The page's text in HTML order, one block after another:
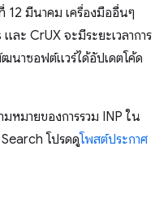
12 มีนาคม เครื่องมืออื่นๆ
ะ CrUX จะมีระยะเวลาการ
นาซอฟต์แวร์ได้อัปเดตโค้ด
หมายของการรวม INP ใน
โปรดดูโพสต์ประกาศ